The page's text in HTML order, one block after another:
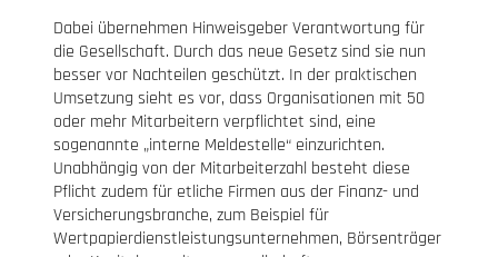
Dabei übernehmen Hinweisgeber Verantwortung für
die Gesellschaft. Durch das neue Gesetz sind sie nun
besser vor Nachteilen geschützt. In der praktischen
Umsetzung sieht es vor, dass Organisationen mit 50
oder mehr Mitarbeitern verpflichtet sind, eine
sogenannte „interne Meldestelle“ einzurichten.
Unabhängig von der Mitarbeiterzahl besteht diese
Pflicht zudem für etliche Firmen aus der Finanz- und
Versicherungsbranche, zum Beispiel für
Wertpapierdienstleistungsunternehmen, Börsenträger